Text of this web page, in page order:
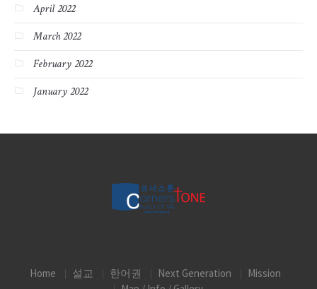
April 2022
March 2022
February 2022
January 2022
Home 설교 한어권 Next Generation
Mission